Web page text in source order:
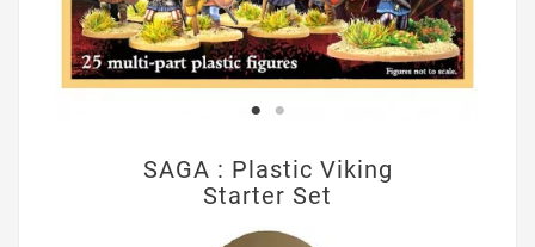
SAGA : Plastic Viking
Starter Set